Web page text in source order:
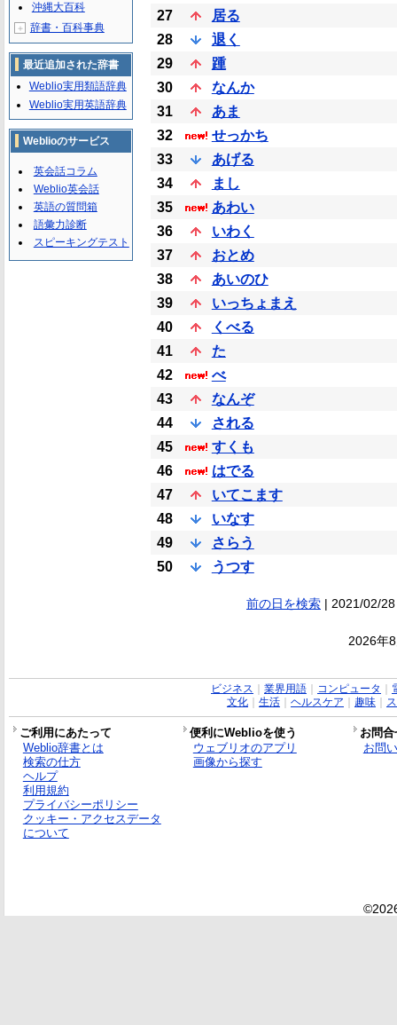
27
居る
28
退く
29
踵
30
なんか
31
あま
32
せっかち
33
あげる
34
まし
35
あわい
36
いわく
37
おとめ
38
あいのひ
39
いっちょまえ
40
くべる
41
た
42
べ
43
なんぞ
44
される
45
すくも
46
はでる
47
いてこます
48
いなす
49
さらう
50
うつす
前の日を検索| 2021/02/
2026年
沖縄大百科
＋ 辞書・百科事典
最近追加された辞書
Weblio実用類語辞典
Weblio実用英語辞典
Weblioのサービス
英会話コラム
Weblio英会話
英語の質問箱
語彙力診断
スピーキングテスト
ビジネス 業界用語｜ コンピュータ
文化｜ 生活｜ ヘルスケア 趣味｜
ご利用にあたって 便利にWeblioを使う
お問
Weblio辞書とは
検索の仕方
ヘルプ
利用規約
プライバシーポリシー
クッキー・アクセスデータ
について
ウェブリオのアプリ
画像から探す
お問